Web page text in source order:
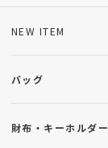
NEW ITEM
バッグ
財布・キーホルダー